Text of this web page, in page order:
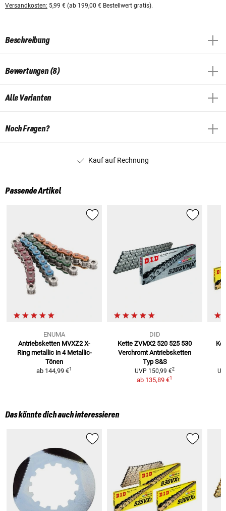
Versandkosten: 5,99 € (ab 199,00 € Bestellwert gratis).
Beschreibung
Bewertungen (8)
Alle Varianten
Noch Fragen?
Kauf auf Rechnung
Passende Artikel
ENUMA
Antriebsketten MVXZ2 X-
Ring metallic in 4 Metallic-
Tönen
ab 144,99 €1
DID
Kette ZVMX2 520 525 530
Verchromt Antriebsketten
Typ S&S
UVP 150,99 €2
ab 135,89 €1
Das könnte dich auch interessieren